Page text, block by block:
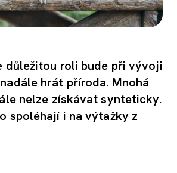
důležitou roli bude při vývoji
hrát příroda. Mnohá
nelze získávat synteticky.
spoléhají i na výtažky z